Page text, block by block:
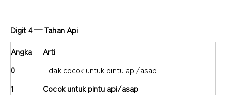
Digit 4 — Tahan Api
Angka
Arti
0
Tidak cocok untuk pintu api/asap
1
Cocok untuk pintu api/asap